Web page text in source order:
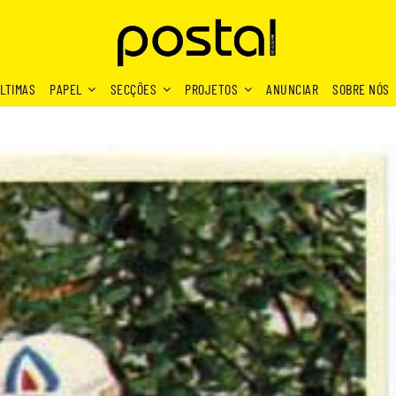
PAPEL SECÇÕES PROJETOS ANUNCIAR SOBRE NÓS